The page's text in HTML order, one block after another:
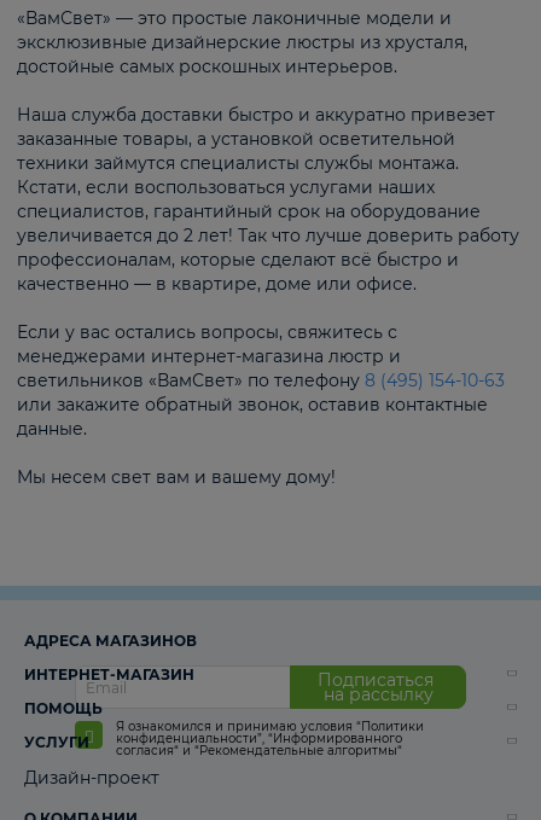
«ВамСвет» — это простые лаконичные модели и
эксклюзивные дизайнерские люстры из хрусталя,
достойные самых роскошных интерьеров.
Наша служба доставки быстро и аккуратно привезет
заказанные товары, а установкой осветительной
техники займутся специалисты службы монтажа.
Кстати, если воспользоваться услугами наших
специалистов, гарантийный срок на оборудование
увеличивается до 2 лет! Так что лучше доверить работу
профессионалам, которые сделают всё быстро и
качественно — в квартире, доме или офисе.
Если у вас остались вопросы, свяжитесь с
менеджерами интернет-магазина люстр и
светильников «ВамСвет» по телефону 8 (495) 154-10-63
или закажите обратный звонок, оставив контактные
данные.
Мы несем свет вам и вашему дому!
Подписаться
на рассылку
Я ознакомился и принимаю условия “Политики
конфиденциальности”, “Информированного
согласия“ и “Рекомендательные алгоритмы“
АДРЕСА МАГАЗИНОВ
ИНТЕРНЕТ-МАГАЗИН
ПОМОЩЬ
УСЛУГИ
Дизайн-проект